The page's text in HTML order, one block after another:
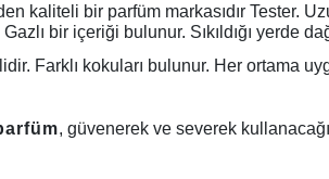
kaliteli bir parfüm markasıdır Tester.
bir içeriği bulunur. Sıkıldığı yerde
Farklı kokuları bulunur. Her ortama
, güvenerek ve severek